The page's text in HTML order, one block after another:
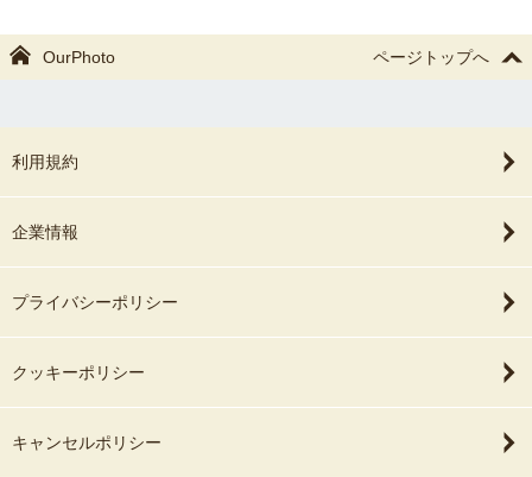
OurPhoto ページトップへ
利用規約
企業情報
プライバシーポリシー
クッキーポリシー
キャンセルポリシー